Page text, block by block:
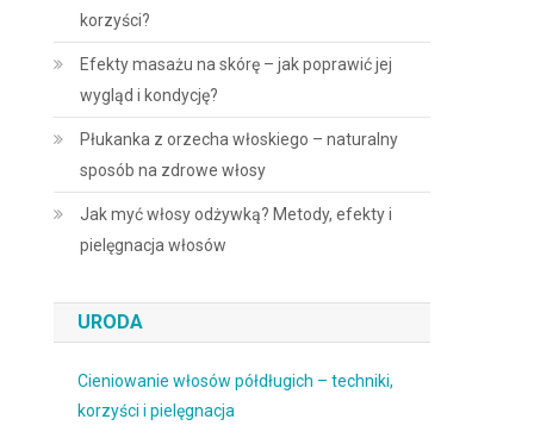
korzyści?
Efekty masażu na skórę – jak poprawić jej
wygląd i kondycję?
Płukanka z orzecha włoskiego – naturalny
sposób na zdrowe włosy
Jak myć włosy odżywką? Metody, efekty i
pielęgnacja włosów
URODA
Cieniowanie włosów półdługich – techniki,
korzyści i pielęgnacja